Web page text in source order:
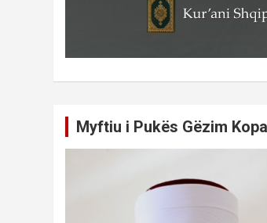
Myftiu i Pukës Gëzim